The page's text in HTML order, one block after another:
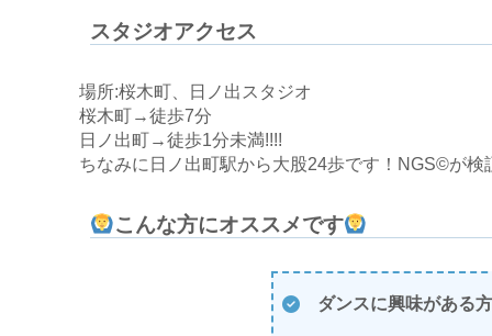
スタジオアクセス
場所:桜木町、日ノ出スタジオ
桜木町→徒歩7分
日ノ出町→徒歩1分未満!!!!
ちなみに日ノ出町駅から大股24歩です！NGS©が検
こんな方にオススメです
ダンスに興味がある方